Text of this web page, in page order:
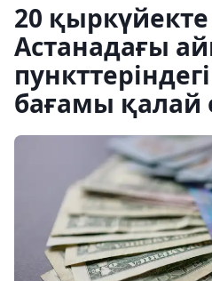
20
Астанадағы
бағамы қалай